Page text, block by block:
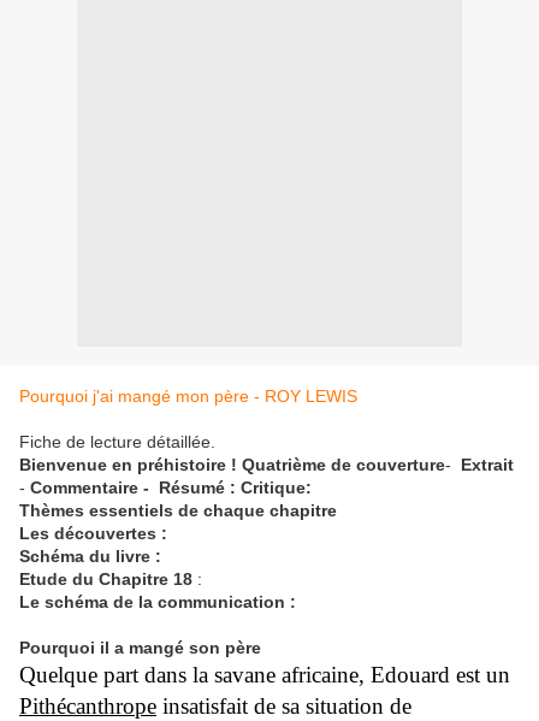
Pourquoi j'ai mangé mon père - ROY LEWIS
Fiche de lecture détaillée.
Bienvenue en préhistoire ! Quatrième de couverture- Extrait
- Commentaire - Résumé : Critique:
Thèmes essentiels de chaque chapitre
Les découvertes :
Schéma du livre :
Etude du Chapitre 18 :
Le schéma de la communication :
Pourquoi il a mangé son père
Quelque part dans la savane africaine, Edouard est un
Pithécanthrope insatisfait de sa situation de